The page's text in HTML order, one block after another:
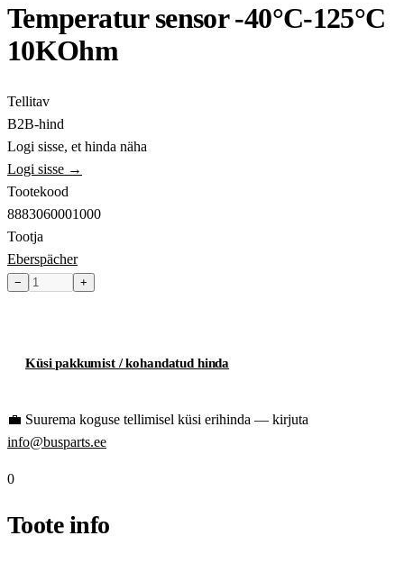
Temperatur sensor -40°C-125°C
10KOhm
Tellitav
B2B-hind
Logi sisse, et hinda näha
Logi sisse →
Tootekood
8883060001000
Tootja
Eberspächer
− +
Küsi pakkumist / kohandatud hinda
💼 Suurema koguse tellimisel küsi erihinda — kirjuta
info@busparts.ee
0
Toote info